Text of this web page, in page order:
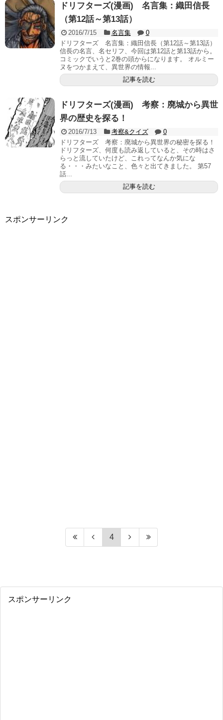
ドリフターズ(漫画) 名言集：織田信長
（第12話～第13話）
2016/7/15 名言集
0
ドリフターズ 名言集：織田信長（第12話～第13話）
信長の名言、名セリフ、今回は第12話と第13話から。
コミックでいうと2巻の頭からになります。 オルミー
ヌをつかまえて、異世界の情報...
記事を読む
ドリフターズ(漫画) 考察：廃城から異世
界の歴史を探る！
2016/7/13 考察&クイズ
0
ドリフターズ 考察：廃城から異世界の秘密を探る！
ドリフターズ、何度も読み返していると、その時はさ
らっと流していたけど、これってなんか気にな
る・・・みたいなこと、色々と出てきました。 第57
話...
記事を読む
スポンサーリンク
4
スポンサーリンク